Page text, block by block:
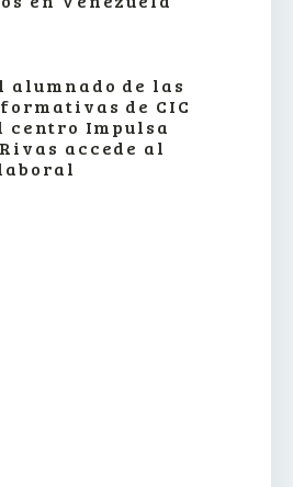
alumnado de las
de CIC
centro Impulsa
accede al